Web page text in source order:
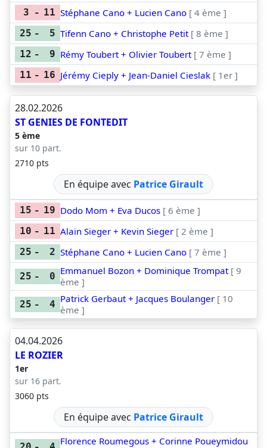
3 - 11 Stéphane Cano + Lucien Cano [ 4 ème ]
25 - 5 Tifenn Cano + Christophe Petit [ 8 ème ]
12 - 9 Rémy Toubert + Olivier Toubert [ 7 ème ]
11 - 16 Jérémy Cieply + Jean-Daniel Cieslak [ 1er ]
28.02.2026
ST GENIES DE FONTEDIT
5 ème
sur 10 part.
2710 pts
En équipe avec Patrice Girault
15 - 19 Dodo Mom + Eva Ducos [ 6 ème ]
10 - 11 Alain Sieger + Kevin Sieger [ 2 ème ]
25 - 2 Stéphane Cano + Lucien Cano [ 7 ème ]
25 - 0 Emmanuel Bozon + Dominique Trompat [ 9
ème ]
25 - 4 Patrick Gerbaut + Jacques Boulanger [ 10
ème ]
04.04.2026
LE ROZIER
1er
sur 16 part.
3060 pts
En équipe avec Patrice Girault
Florence Roumegous + Corinne Poueymidou